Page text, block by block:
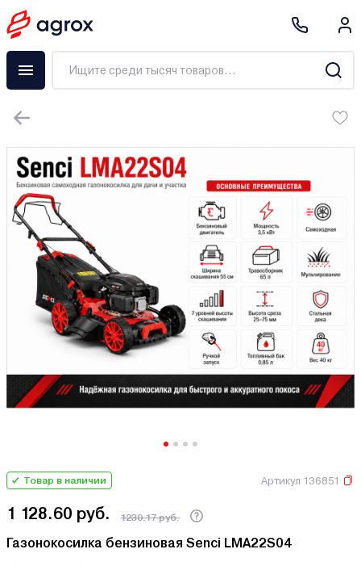
Товар в наличии Артикул 136851
1 128.60 руб. 1230.17 руб.
Газонокосилка бензиновая Senci LMA22S04